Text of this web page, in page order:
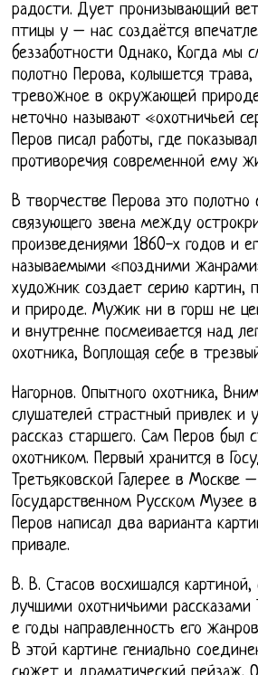
радости. Дует пронизывающий
птицы у – нас создаётся
беззаботности Однако, Когда мы
полотно Перова, колышется
тревожное в окружающей
неточно называют «охотничьей
Перов писал работы, где
противоречия современной ему
В творчестве Перова это полотно
связующего звена между
произведениями 1860-х годов и
называемыми «поздними
художник создает серию картин,
и природе. Мужик ни в горш не
и внутренне посмеивается над
охотника, Воплощая себе в
Нагорнов. Опытного охотника,
слушателей страстный привлек и
рассказ старшего. Сам Перов был
охотником. Первый хранится в
Третьяковской Галерее в Москве
Государственном Русском Музее
Перов написал два варианта
привале.
В. В. Стасов восхишался картиной,
лучшими охотничьими рассказами
е годы направленность его
В этой картине гениально